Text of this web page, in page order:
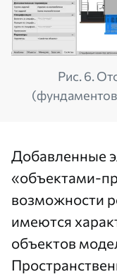
Рис. 6.
Добавленные
«объектами-
возможности
имеются
объектов